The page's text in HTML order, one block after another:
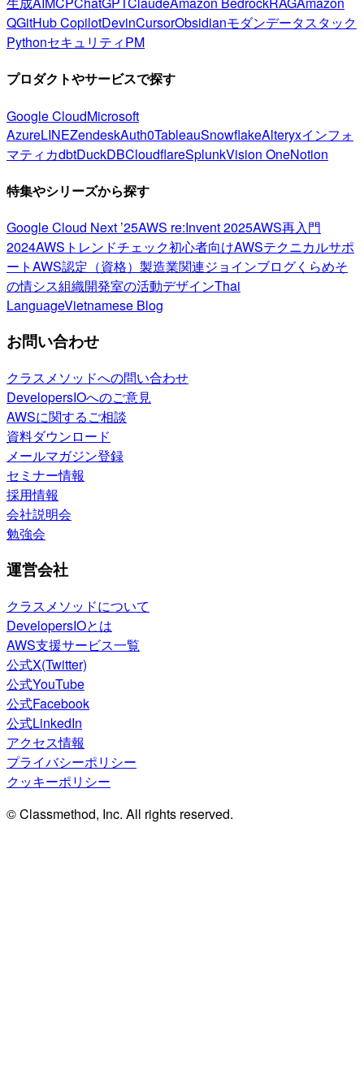
QGitHub CopilotDevinCursorObsidianモダンデータスタック
PythonセキュリティPM
プロダクトやサービスで探す
Google CloudMicrosoft
AzureLINEZendeskAuth0TableauSnowflakeAlteryxインフォ
マティカdbtDuckDBCloudflareSplunkVision OneNotion
特集やシリーズから探す
Google Cloud Next ’25AWS re:Invent 2025AWS再入門
2024AWSトレンドチェック初心者向けAWSテクニカルサポ
ートAWS認定（資格） 製造業関連ジョインブログくらめそ
の情シス組織開発室の活動デザインThai
LanguageVietnamese Blog
お問い合わせ
クラスメソッドへの問い合わせ
DevelopersIOへのご意見
AWSに関するご相談
資料ダウンロード
メールマガジン登録
セミナー情報
採用情報
会社説明会
勉強会
運営会社
クラスメソッドについて
DevelopersIOとは
AWS支援サービス一覧
公式X(Twitter)
公式YouTube
公式Facebook
公式LinkedIn
アクセス情報
プライバシーポリシー
クッキーポリシー
© Classmethod, Inc. All rights reserved.